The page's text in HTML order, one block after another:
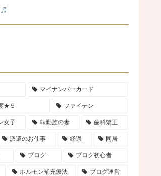
マイナンバーカード
★５ ファイテン
女子 転勤族の妻 歯科矯正
派遣のお仕事 経過 同居
ブログ ブログ初心者
ホルモン補充療法 ブログ運営